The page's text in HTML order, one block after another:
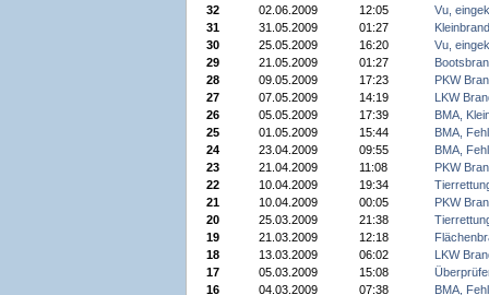
32
02.06.2009 12:05
Vu,
31
31.05.2009 01:27
30
25.05.2009 16:20
Vu,
29
21.05.2009 01:27
28
09.05.2009 17:23
PKW
27
07.05.2009 14:19
LKW
26
05.05.2009 17:39
BMA,
25
01.05.2009 15:44
BMA,
24
23.04.2009 09:55
BMA,
23
21.04.2009 11:08
PKW
22
10.04.2009 19:34
21
10.04.2009 00:05
PKW
20
25.03.2009 21:38
19
21.03.2009 12:18
18
13.03.2009 06:02
LKW
17
05.03.2009 15:08
16
04.03.2009 07:38
BMA,